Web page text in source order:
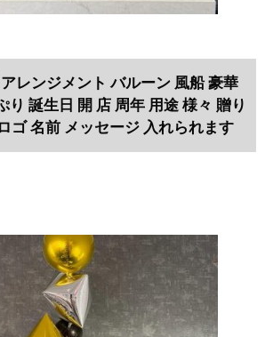
レンジメント バルーン 風船 豪華
り 誕生日 開 店 周年 用途 様々 贈り
ゴ 名前 メッセージ 入れられます